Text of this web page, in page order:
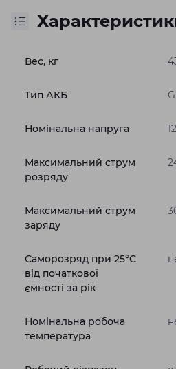
Вес, кг
Тип АКБ
Номінальна напруга
Максимальний струм
розряду
Максимальний струм
заряду
Саморозряд при 25°C
від початкової
ємності за рік
Номінальна робоча
температура